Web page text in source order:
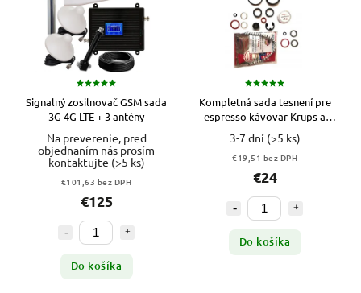
Signalný zosilnovač GSM sada
3G 4G LTE + 3 antény
Na preverenie, pred
objednaním nás prosím
kontaktujte (>5 ks)
€101,63 bez DPH
€125
Do košíka
Kompletná sada tesnení pre
espresso kávovar Krups a
Rowenta
3-7 dní (>5 ks)
€19,51 bez DPH
€24
Do košíka